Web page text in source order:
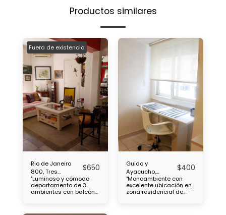
Productos similares
Fuera de existencia
Rio de Janeiro
800, Tres
ambientes,
Caballito
$650
"Luminoso y cómodo
departamento de 3
ambientes con balcón
Subtes : B, a 2 cuadras
Guido y
Ayacucho,
Monoambiente,
Recoleta
$400
"Monoambiente con
excelente ubicación en
zona residencial de